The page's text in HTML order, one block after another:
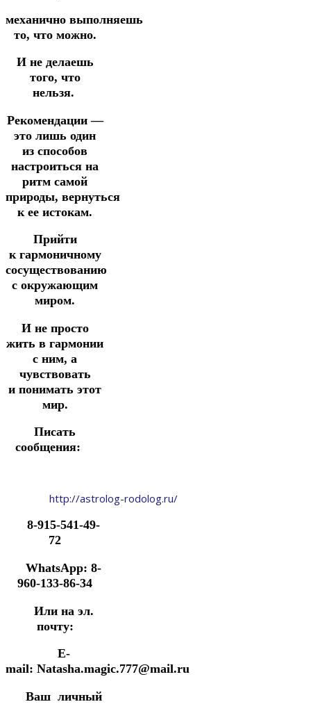
механично выполняешь
то, что можно.
И не делаешь
того, что
нельзя.
Рекомендации —
это лишь один
из способов
настроиться на
ритм самой
природы, вернуться
к ее истокам.
Прийти
к гармоничному
сосуществованию
с окружающим
миром.
И не просто
жить в гармонии
с ним, а
чувствовать
и понимать этот
мир.
Писать
сообщения:
http://astrolog-rodolog.ru/
8-915-541-49-
72
WhatsApp: 8-
960-133-86-34
Или на эл.
почту:
E-
mail: Natasha.magic.777@mail.ru
Ваш личный